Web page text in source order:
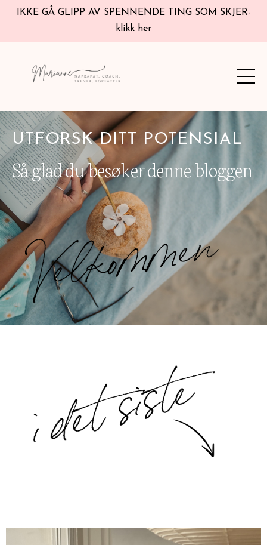
IKKE GÅ GLIPP AV SPENNENDE TING SOM SKJER-
klikk her
UTFORSK DITT POTENSIAL
Så glad du besøker denne bloggen